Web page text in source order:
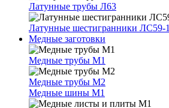
Латунные трубы Л63
Латунные шестигранники ЛС59-1
Медные заготовки
Медные трубы М1
Медные трубы М2
Медные шины М1